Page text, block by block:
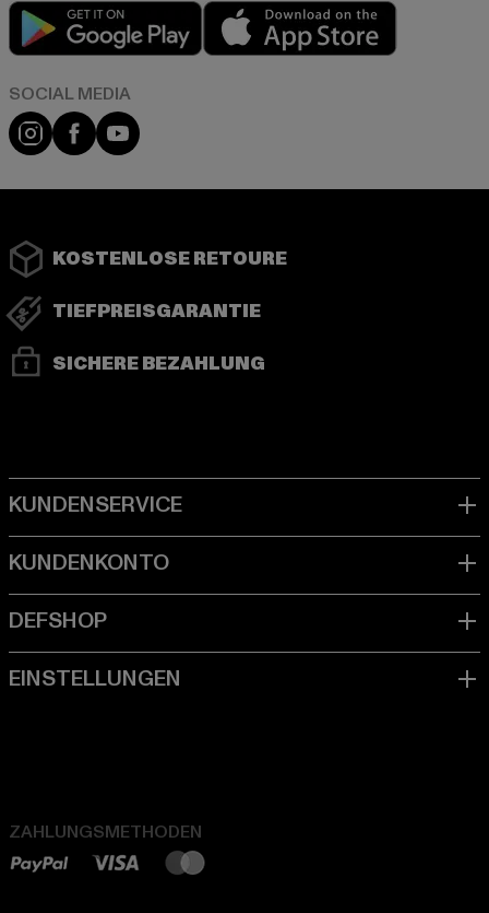
Play market
Instagram
FacebookYouTube
KOSTENLOSE RETOURE
TIEFPREISGARANTIE
SICHERE BEZAHLUNG
ZAHLUNGSMETHODEN